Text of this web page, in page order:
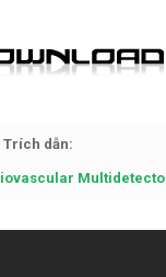
Trích dẫn: